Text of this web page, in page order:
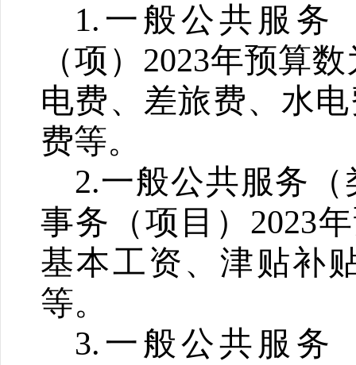
1.一般公共服务
（项）2023年预算
电费、差旅费、水
费等。
2.一般公共服务
事务（项目）2023
基本工资、津贴补
等。
3.一般公共服务